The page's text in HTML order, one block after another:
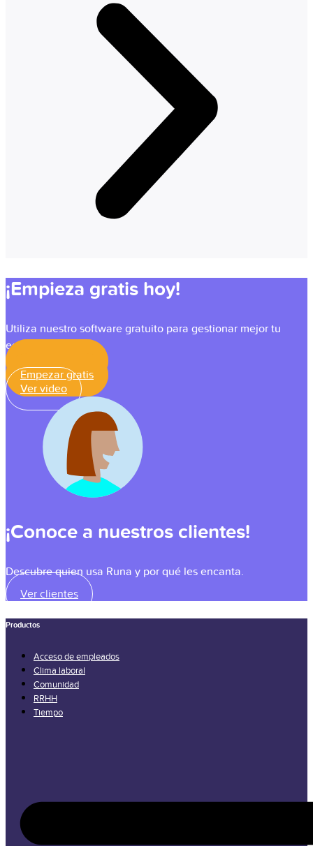
¡Empieza gratis hoy!
Utiliza nuestro software gratuito para gestionar mejor tu
equipo.
Empezar gratis
Ver video
¡Conoce a nuestros clientes!
Descubre quien usa Runa y por qué les encanta.
Ver clientes
Productos
Acceso de empleados
Clima laboral
Comunidad
RRHH
Tiempo